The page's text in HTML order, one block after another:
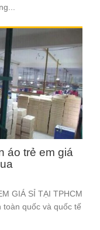
áo trẻ em giá
GIÁ SỈ TẠI TPHCM
quốc và quốc tế